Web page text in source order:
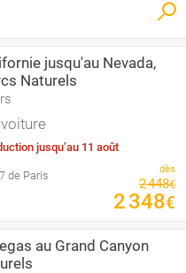
jusqu'au Nevada,
Naturels
jusqu’au 11 août
de Paris dès
2448€
2348€
au Grand Canyon